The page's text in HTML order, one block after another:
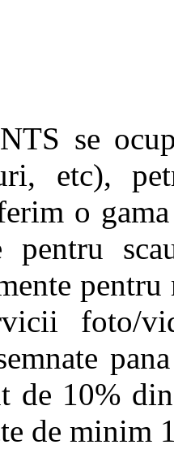
se
etc),
o
pentru
foto/
de 10%
de minim